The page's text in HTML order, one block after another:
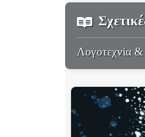
Λογοτεχνία &